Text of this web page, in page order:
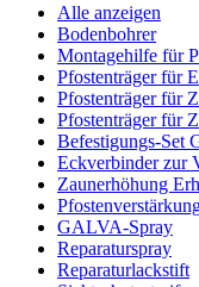
Alle anzeigen
Bodenbohrer
Montagehilfe für
Pfostenträger für
Pfostenträger für
Pfostenträger für
Befestigungs-Set
Eckverbinder zur
Zaunerhöhung
GALVA-Spray
Reparaturspray
Reparaturlackstift